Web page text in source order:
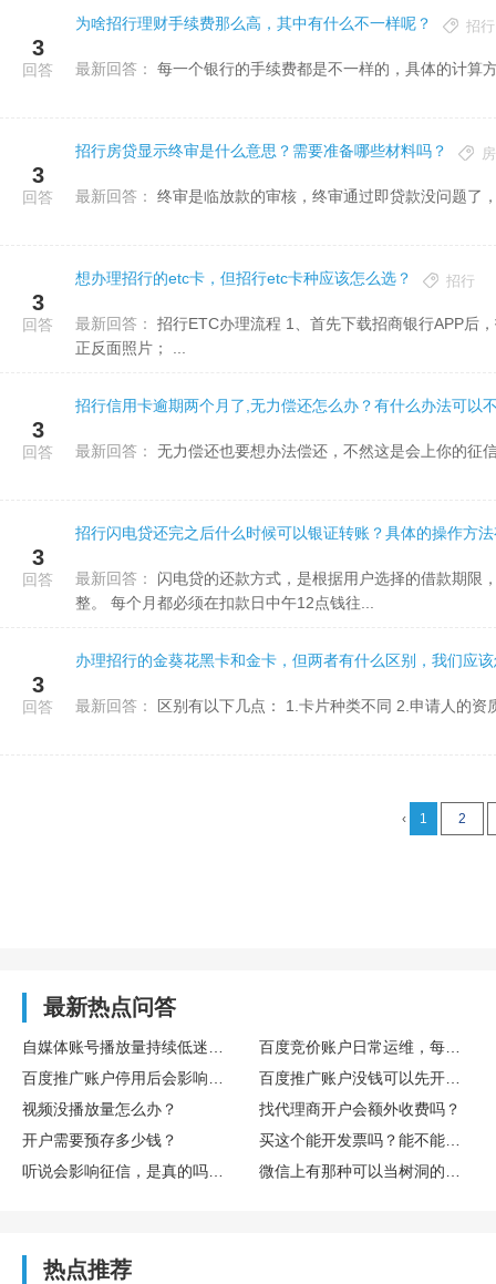
3
回答
为啥招行理财手续费那么高，其中有什么不一样呢？ 招行
最新回答： 每一个银行的手续费都是不一样的，具体的计算
3
回答
招行房贷显示终审是什么意思？需要准备哪些材料吗？
最新回答： 终审是临放款的审核，终审通过即贷款没问题了
3
回答
想办理招行的etc卡，但招行etc卡种应该怎么选？ 招行
最新回答：
正反面照片； ...
3
回答
招行信用卡逾期两个月了,无力偿还怎么办？有什么办法可以
最新回答： 无力偿还也要想办法偿还，不然这是会上你的征
3
回答
招行闪电贷还完之后什么时候可以银证转账？具体的操作方
最新回答：
整。 每个月都必须在扣款日中午12点钱往...
3
回答
办理招行的金葵花黑卡和金卡，但两者有什么区别，我们应
最新回答：
‹ 1 2
最新热点问答
视频没播放量怎么办？
找代理商开户会额外收费吗？
开户需要预存多少钱？
热点推荐